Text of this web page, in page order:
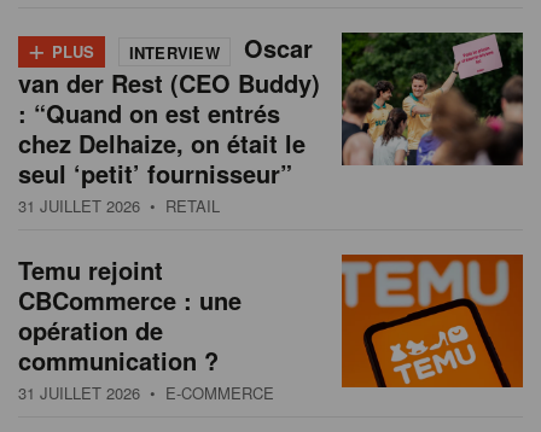
+ PLUS INTERVIEW
Oscar
van der Rest (CEO Buddy)
: “Quand on est entrés
chez Delhaize, on était le
seul ‘petit’ fournisseur”
31 JUILLET 2026 • RETAIL
Temu rejoint
CBCommerce : une
opération de
communication ?
31 JUILLET 2026 • E-COMMERCE